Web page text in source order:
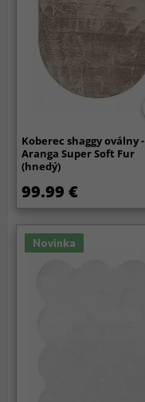
Koberec shaggy oválny -
Aranga Super Soft Fur
(hnedý)
99.99 €
Novinka